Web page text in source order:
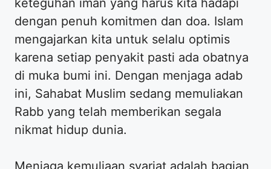
keteguhan iman yang harus kita hadapi
dengan penuh komitmen dan doa. Islam
mengajarkan kita untuk selalu optimis
karena setiap penyakit pasti ada obatnya
di muka bumi ini. Dengan menjaga adab
ini, Sahabat Muslim sedang memuliakan
Rabb yang telah memberikan segala
nikmat hidup dunia.